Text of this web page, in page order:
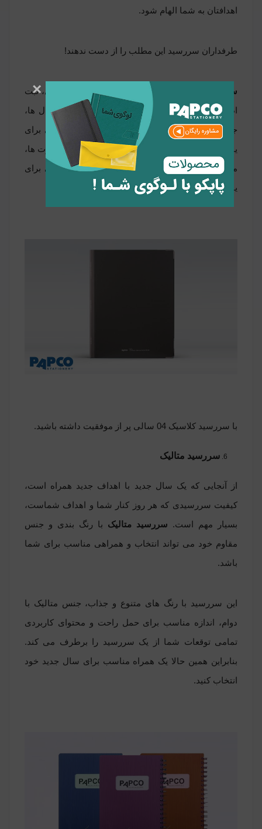
اهدافتان به شما الهام شود.
طرفداران سررسید این مطلب را از دست ندهند!
سررسید کلاسیک 04
دارای شماره تلفن های ضروری، ثبت
اطلاعات صاحب سررسید، دفتر تلفن، جداول نیم سال ها،
جداول اطلاعات روزهای ملی و بین المللی و فضایی برای
یادداشت است. علاوه بر اینها در هر ماه جدول مسافرت ها،
مناسبت های شخصی، نشانی ایمیل ها و برگه هایی برای
یادداشت مشاهده می شود.
با سررسید کلاسیک 04 سالی پر از موفقیت داشته باشید.
سررسید متالیک
از آنجایی که یک سال جدید با اهداف جدید همراه است،
کیفیت سررسیدی که هر روز کنار شما و اهداف شماست،
بسیار مهم است. سررسید متالیک با رنگ بندی و جنس
مقاوم خود می تواند انتخاب و همراهی مناسب برای شما
باشد.
این سررسید با رنگ های متنوع و جذاب، جنس متالیک با
دوام، اندازه مناسب برای حمل راحت و محتوای کاربردی
تمامی توقعات شما از یک سررسید را برطرف می کند.
بنابراین همین حالا یک همراه مناسب برای سال جدید خود
انتخاب کنید.
×